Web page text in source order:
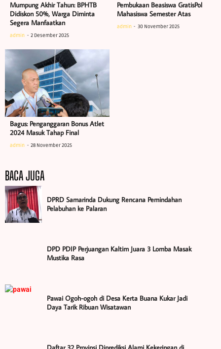
Mumpung Akhir Tahun: BPHTB
Didiskon 50%, Warga Diminta
Segera Manfaatkan
admin 2 Desember 2025
Pembukaan Beasiswa GratisPol
Mahasiswa Semester Atas
admin 30 November 2025
Bagus: Penganggaran Bonus Atlet
2024 Masuk Tahap Final
admin 28 November 2025
BACA JUGA
DPRD Samarinda Dukung Rencana Pemindahan
Pelabuhan ke Palaran
DPD PDIP Perjuangan Kaltim Juara 3 Lomba Masak
Mustika Rasa
Pawai Ogoh-ogoh di Desa Kerta Buana Kukar Jadi
Daya Tarik Ribuan Wisatawan